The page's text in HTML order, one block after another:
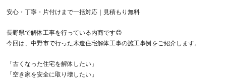
安心・丁寧・片付けまで一括対応｜見積もり無料
長野県で解体工事を行っている内商です😊
今回は、中野市で行った木造住宅解体工事の施工事例をご紹介します。
「古くなった住宅を解体したい」
「空き家を安全に取り壊したい」